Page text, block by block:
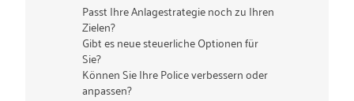
Passt Ihre Anlagestrategie noch zu Ihren
Zielen?
Gibt es neue steuerliche Optionen für
Sie?
Können Sie Ihre Police verbessern oder
anpassen?